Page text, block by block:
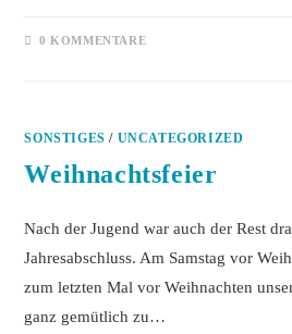
0 KOMMENTARE
SONSTIGES / UNCATEGORIZED
Weihnachtsfeier
Nach der Jugend war auch der Rest
Jahresabschluss. Am Samstag vor
zum letzten Mal vor Weihnachten
ganz gemütlich zu…